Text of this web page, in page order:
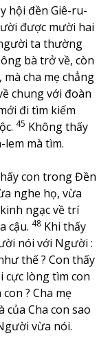
hội đền Giê-ru-
được mười hai
ta thường
bà trở về, còn
cha mẹ chẳng
chung với đoàn
đi tìm kiếm
45 Không thấy
mà tìm.
con trong Đền
nghe họ, vừa
ngạc về trí
cậu. 48 Khi thấy
nói với Người :
thế ? Con thấy
cực lòng tìm con
? Cha mẹ
Cha con sao
vừa nói.